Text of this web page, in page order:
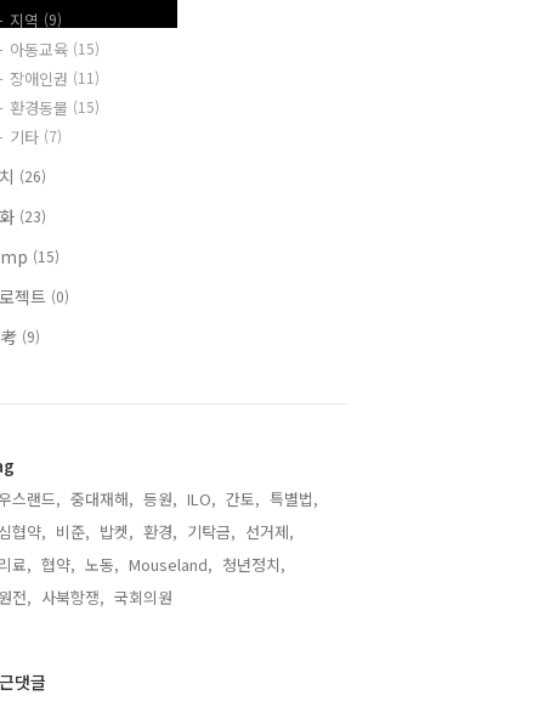
지역 (9)
아동교육 (15)
장애인권 (11)
환경동물 (15)
기타 (7)
(26)
(23)
(15)
젝트 (0)
(9)
스랜드, 중대재해, 등원, ILO, 간토, 특별법,
협약, 비준, 밥켓, 환경, 기탁금, 선거제,
료, 협약, 노동, Mouseland, 청년정치,
전, 사북항쟁, 국회의원,
댓글